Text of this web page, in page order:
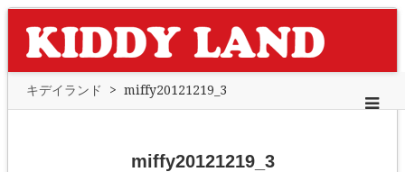
キデイランド > miffy20121219_3
miffy20121219_3